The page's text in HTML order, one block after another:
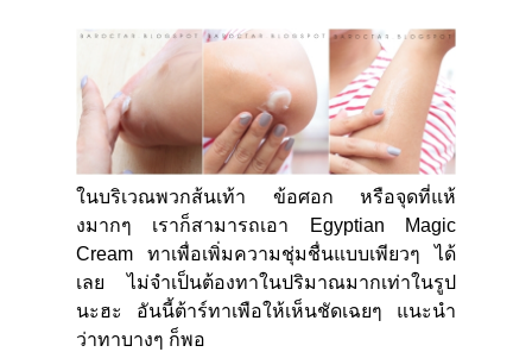
ในบริเวณพวกส้นเท้า ข้อศอก หรือจุดที่แห้
งมากๆ เราก็สามารถเอา
Egyptian Magic
Cream ทาเพื่อเพิ่มความชุ่มชื่นแบบเพียวๆ ได้
เลย ไม่จำเป็นต้องทาในปริมาณมากเท่าในรูป
นะฮะ อันนี้ต้าร์ทาเพือให้เห็นชัดเฉยๆ แนะนำ
ว่าทาบางๆ ก็พอ